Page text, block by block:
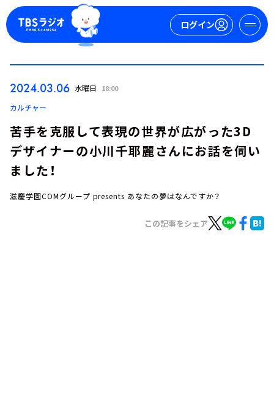
ログイン
2024.03.06 水曜日 18:00
カルチャー
苦手を克服して表現の世界が広がった3D
デザイナーの小川千耶麗さんにお話を伺い
ました！
滋慶学園COMグループ presents あなたの夢はなんですか？
この記事をシェア